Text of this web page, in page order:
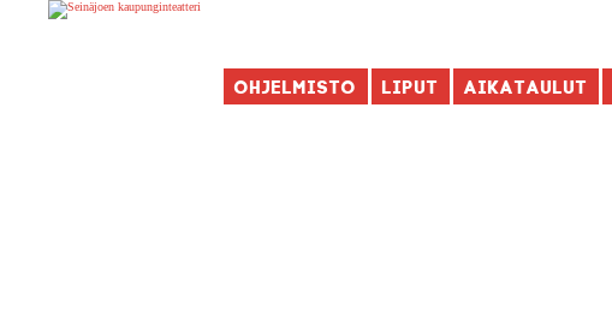
Ohjelmisto Liput Aikataulut